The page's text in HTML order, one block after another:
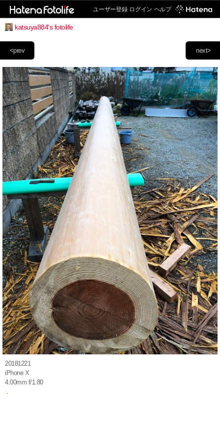
ユーザー登録 ログイン ヘルプ
katsuya884's fotolife
next>
<prev
20181221
iPhone X
4.00mm f/1.80